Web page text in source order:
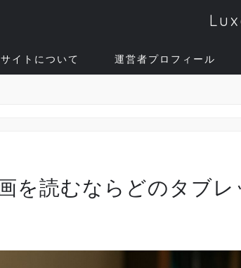
イトについて 運営者プロフィール
を読むならどのタブレ